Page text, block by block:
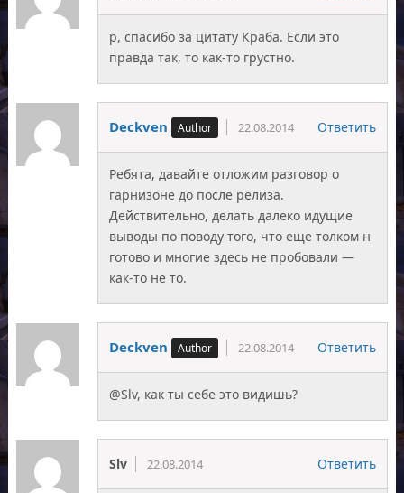
р, спасибо за цитату Краба. Если это
правда так, то как-то грустно.
Deckven 22.08.2014 Ответить
Ребята, давайте отложим разговор о
гарнизоне до после релиза.
Действительно, делать далеко идущие
выводы по поводу того, что еще толком н
готово и многие здесь не пробовали —
как-то не то.
Deckven 22.08.2014 Ответить
@Slv, как ты себе это видишь?
Slv 22.08.2014 Ответить